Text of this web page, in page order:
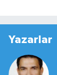
Yazarlar